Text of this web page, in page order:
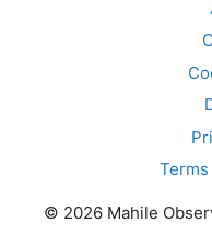
© 2026 Mahile